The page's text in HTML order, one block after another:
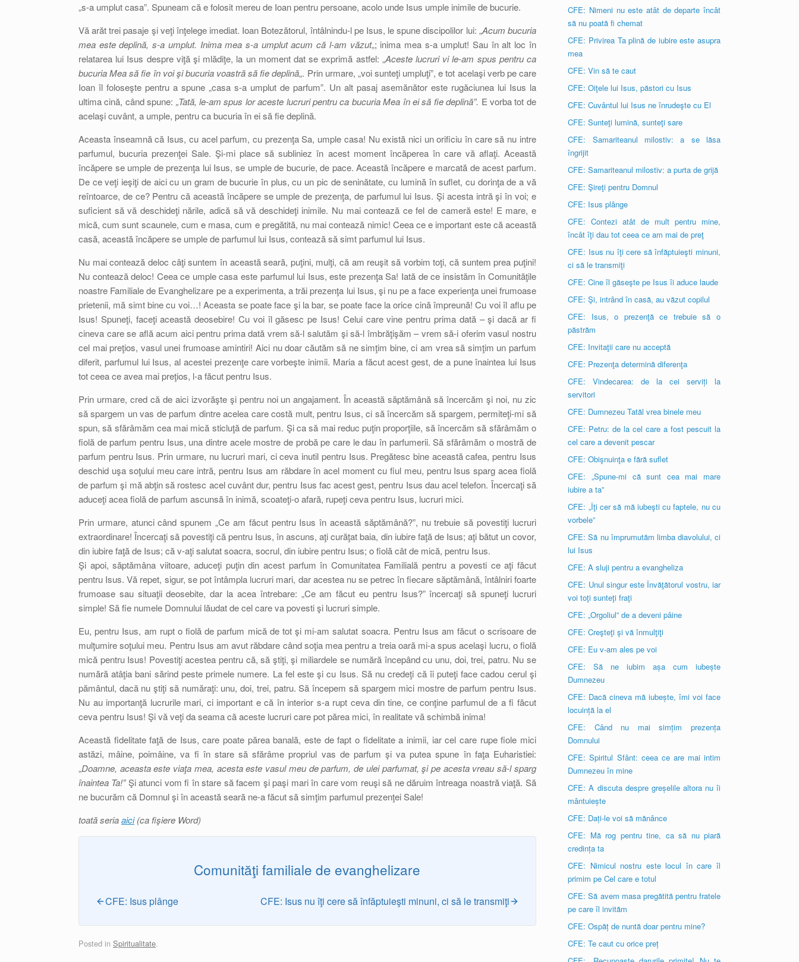
„s-a umplut casa”. Spuneam că e folosit mereu de Ioan pentru persoane, acolo unde Isus umple inimile de bucurie.
Vă arăt trei pasaje şi veţi înţelege imediat. Ioan Botezătorul, întâlnindu-l pe Isus, le spune discipolilor lui: „Acum bucuria
mea este deplină, s-a umplut. Inima mea s-a umplut acum că l-am văzut„; inima mea s-a umplut! Sau în alt loc în
relatarea lui Isus despre viţă şi mlădiţe, la un moment dat se exprimă astfel: „Aceste lucruri vi le-am spus pentru ca
bucuria Mea să fie în voi şi bucuria voastră să fie deplină„. Prin urmare, „voi sunteţi umpluţi”, e tot acelaşi verb pe care
Ioan îl foloseşte pentru a spune „casa s-a umplut de parfum”. Un alt pasaj asemănător este rugăciunea lui Isus la
ultima cină, când spune: „Tată, le-am spus lor aceste lucruri pentru ca bucuria Mea în ei să fie deplină”. E vorba tot de
acelaşi cuvânt, a umple, pentru ca bucuria în ei să fie deplină.
Aceasta înseamnă că Isus, cu acel parfum, cu prezenţa Sa, umple casa! Nu există nici un orificiu în care să nu intre
parfumul, bucuria prezenţei Sale. Şi-mi place să subliniez în acest moment încăperea în care vă aflaţi. Această
încăpere se umple de prezenţa lui Isus, se umple de bucurie, de pace. Această încăpere e marcată de acest parfum.
De ce veţi ieşiţi de aici cu un gram de bucurie în plus, cu un pic de seninătate, cu lumină în suflet, cu dorinţa de a vă
reîntoarce, de ce? Pentru că această încăpere se umple de prezenţa, de parfumul lui Isus. Şi acesta intră şi în voi; e
suficient să vă deschideţi nările, adică să vă deschideţi inimile. Nu mai contează ce fel de cameră este! E mare, e
mică, cum sunt scaunele, cum e masa, cum e pregătită, nu mai contează nimic! Ceea ce e important este că această
casă, această încăpere se umple de parfumul lui Isus, contează să simt parfumul lui Isus.
Nu mai contează deloc câţi suntem în această seară, puţini, mulţi, că am reuşit să vorbim toţi, că suntem prea puţini!
Nu contează deloc! Ceea ce umple casa este parfumul lui Isus, este prezenţa Sa! Iată de ce insistăm în Comunităţile
noastre Familiale de Evanghelizare pe a experimenta, a trăi prezenţa lui Isus, şi nu pe a face experienţa unei frumoase
prietenii, mă simt bine cu voi…! Aceasta se poate face şi la bar, se poate face la orice cină împreună! Cu voi îl aflu pe
Isus! Spuneţi, faceţi această deosebire! Cu voi îl găsesc pe Isus! Celui care vine pentru prima dată – şi dacă ar fi
cineva care se află acum aici pentru prima dată vrem să-l salutăm şi să-l îmbrăţişăm – vrem să-i oferim vasul nostru
cel mai preţios, vasul unei frumoase amintiri! Aici nu doar căutăm să ne simţim bine, ci am vrea să simţim un parfum
diferit, parfumul lui Isus, al acestei prezenţe care vorbeşte inimii. Maria a făcut acest gest, de a pune înaintea lui Isus
tot ceea ce avea mai preţios, l-a făcut pentru Isus.
Prin urmare, cred că de aici izvorăşte şi pentru noi un angajament. În această săptămână să încercăm şi noi, nu zic
să spargem un vas de parfum dintre acelea care costă mult, pentru Isus, ci să încercăm să spargem, permiteţi-mi să
spun, să sfărâmăm cea mai mică sticluţă de parfum. Şi ca să mai reduc puţin proporţiile, să încercăm să sfărâmăm o
fiolă de parfum pentru Isus, una dintre acele mostre de probă pe care le dau în parfumerii. Să sfărâmăm o mostră de
parfum pentru Isus. Prin urmare, nu lucruri mari, ci ceva inutil pentru Isus. Pregătesc bine această cafea, pentru Isus
deschid uşa soţului meu care intră, pentru Isus am răbdare în acel moment cu fiul meu, pentru Isus sparg acea fiolă
de parfum şi mă abţin să rostesc acel cuvânt dur, pentru Isus fac acest gest, pentru Isus dau acel telefon. Încercaţi să
aduceţi acea fiolă de parfum ascunsă în inimă, scoateţi-o afară, rupeţi ceva pentru Isus, lucruri mici.
Prin urmare, atunci când spunem „Ce am făcut pentru Isus în această săptămână?”, nu trebuie să povestiţi lucruri
extraordinare! Încercaţi să povestiţi că pentru Isus, în ascuns, aţi curăţat baia, din iubire faţă de Isus; aţi bătut un covor,
din iubire faţă de Isus; că v-aţi salutat soacra, socrul, din iubire pentru Isus; o fiolă cât de mică, pentru Isus.
Şi apoi, săptămâna viitoare, aduceţi puţin din acest parfum în Comunitatea Familială pentru a povesti ce aţi făcut
pentru Isus. Vă repet, sigur, se pot întâmpla lucruri mari, dar acestea nu se petrec în fiecare săptămână, întâlniri foarte
frumoase sau situaţii deosebite, dar la acea întrebare: „Ce am făcut eu pentru Isus?” încercaţi să spuneţi lucruri
simple! Să fie numele Domnului lăudat de cel care va povesti şi lucruri simple.
Eu, pentru Isus, am rupt o fiolă de parfum mică de tot şi mi-am salutat soacra. Pentru Isus am făcut o scrisoare de
mulţumire soţului meu. Pentru Isus am avut răbdare când soţia mea pentru a treia oară mi-a spus acelaşi lucru, o fiolă
mică pentru Isus! Povestiţi acestea pentru că, să ştiţi, şi miliardele se numără începând cu unu, doi, trei, patru. Nu se
numără atâţia bani sărind peste primele numere. La fel este şi cu Isus. Să nu credeţi că îi puteţi face cadou cerul şi
pământul, dacă nu ştiţi să număraţi: unu, doi, trei, patru. Să începem să spargem mici mostre de parfum pentru Isus.
Nu au importanţă lucrurile mari, ci important e că în interior s-a rupt ceva din tine, ce conţine parfumul de a fi făcut
ceva pentru Isus! Şi vă veţi da seama că aceste lucruri care pot părea mici, în realitate vă schimbă inima!
Această fidelitate faţă de Isus, care poate părea banală, este de fapt o fidelitate a inimii, iar cel care rupe fiole mici
astăzi, mâine, poimâine, va fi în stare să sfărâme propriul vas de parfum şi va putea spune în faţa Euharistiei:
„Doamne, aceasta este viaţa mea, acesta este vasul meu de parfum, de ulei parfumat, şi pe acesta vreau să-l sparg
înaintea Ta!”Şi atunci vom fi în stare să facem şi paşi mari în care vom reuşi să ne dăruim întreaga noastră viaţă. Să
ne bucurăm că Domnul şi în această seară ne-a făcut să simţim parfumul prezenţei Sale!
toată seriaaici(ca fişiere Word)
Comunităţi familiale de evanghelizare
CFE: Isus plânge CFE: Isus nu îţi cere să înfăptuieşti minuni, ci să le transmiţi
Posted in Spiritualitate.
CFE: Nimeni nu este atât de departe încât
să nu poată fi chemat
CFE: Privirea Ta plină de iubire este asupra
mea
CFE: Vin să te caut
CFE: Oiţele lui Isus, păstori cu Isus
CFE: Cuvântul lui Isus ne înrudeşte cu El
CFE: Sunteţi lumină, sunteţi sare
CFE: Samariteanul milostiv: a se lăsa
îngrijit
CFE: Samariteanul milostiv: a purta de grijă
CFE: Şireţi pentru Domnul
CFE: Isus plânge
CFE: Contezi atât de mult pentru mine,
încât îţi dau tot ceea ce am mai de preţ
CFE: Isus nu îţi cere să înfăptuieşti minuni,
ci să le transmiţi
CFE: Cine îl găseşte pe Isus îi aduce laude
CFE: Şi, intrând în casă, au văzut copilul
CFE: Isus, o prezenţă ce trebuie să o
păstrăm
CFE: Invitaţii care nu acceptă
CFE: Prezenţa determină diferenţa
CFE: Vindecarea: de la cei serviți la
servitori
CFE: Dumnezeu Tatăl vrea binele meu
CFE: Petru: de la cel care a fost pescuit la
cel care a devenit pescar
CFE: Obişnuinţa e fără suflet
CFE: „Spune-mi că sunt cea mai mare
iubire a ta”
CFE: „Îţi cer să mă iubeşti cu faptele, nu cu
vorbele”
CFE: Să nu împrumutăm limba diavolului, ci
lui Isus
CFE: A sluji pentru a evangheliza
CFE: Unul singur este Învăţătorul vostru, iar
voi toţi sunteţi fraţi
CFE: „Orgoliul” de a deveni pâine
CFE: Creşteţi şi vă înmulţiţi
CFE: Eu v-am ales pe voi
CFE: Să ne iubim așa cum iubește
Dumnezeu
CFE: Dacă cineva mă iubește, îmi voi face
locuință la el
CFE: Când nu mai simțim prezența
Domnului
CFE: Spiritul Sfânt: ceea ce are mai intim
Dumnezeu în mine
CFE: A discuta despre greșelile altora nu îi
mântuiește
CFE: Dați-le voi să mănânce
CFE: Mă rog pentru tine, ca să nu piară
credința ta
CFE: Nimicul nostru este locul în care îl
primim pe Cel care e totul
CFE: Să avem masa pregătită pentru fratele
pe care îl invităm
CFE: Ospăț de nuntă doar pentru mine?
CFE: Te caut cu orice preț